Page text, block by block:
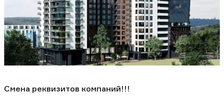
Смена реквизитов компаний!!!